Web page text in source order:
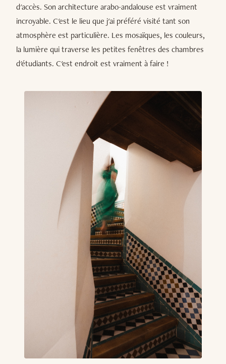
d'accès. Son architecture arabo-andalouse est vraiment
incroyable. C'est le lieu que j'ai préféré visité tant son
atmosphère est particulière. Les mosaïques, les couleurs,
la lumière qui traverse les petites fenêtres des chambres
d'étudiants. C'est endroit est vraiment à faire !